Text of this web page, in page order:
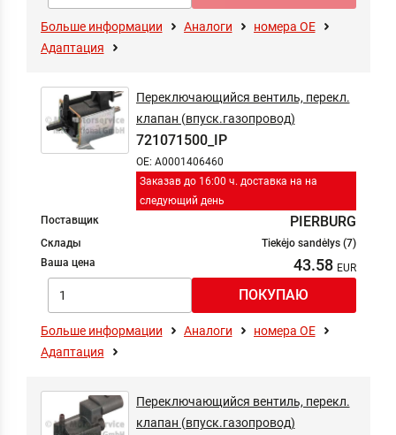
Больше информации Аналоги
номера ОЕ
Адаптация
Заказав до 16:00 ч. доставка на на
следующий день
Переключающийся вентиль, перекл.
клапан (впуск.газопровод)
721071500_IP
OE: A0001406460
Поставщик PIERBURG
Склады
Tiekėjo sandėlys (7)
Ваша цена
43.58
Больше информации Аналоги
номера ОЕ
Адаптация
Переключающийся вентиль, перекл.
клапан (впуск.газопровод)